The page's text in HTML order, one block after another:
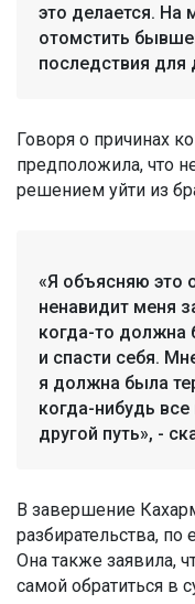
это делается. На
отомстить
последствия для
Говоря о причинах
предположила, что
решением уйти из
«Я объясняю это
ненавидит меня
когда-то должна
и спасти себя.
я должна была
когда-нибудь
другой путь», -
В завершение
разбирательства, по
Она также заявила,
самой обратиться в